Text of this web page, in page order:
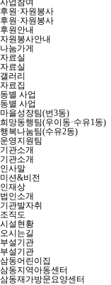
사업참여
후원·자원봉사
후원·자원봉사
후원안내
자원봉사안내
나눔가게
자료실
자료실
갤러리
자료집
동별 사업
동별 사업
마을성장팀(번3동)
희망동행팀(우이동·수유1동)
행복나눔팀(수유2동)
운영지원팀
기관소개
기관소개
인사말
미션&비전
인재상
법인소개
기관발자취
조직도
시설현황
오시는길
부설기관
부설기관
삼동어린이집
삼동지역아동센터
삼동재가방문요양센터